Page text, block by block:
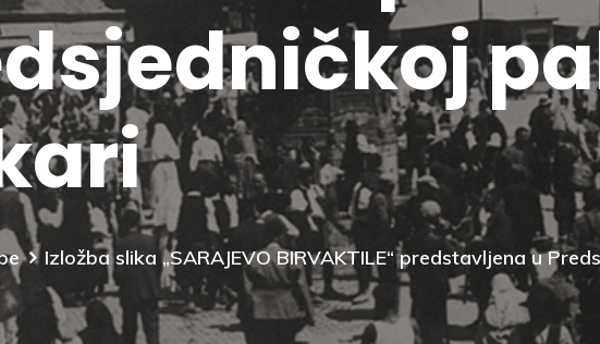
Izložba slika „SARAJEVO BIRVAKTILE“ predstavljena u